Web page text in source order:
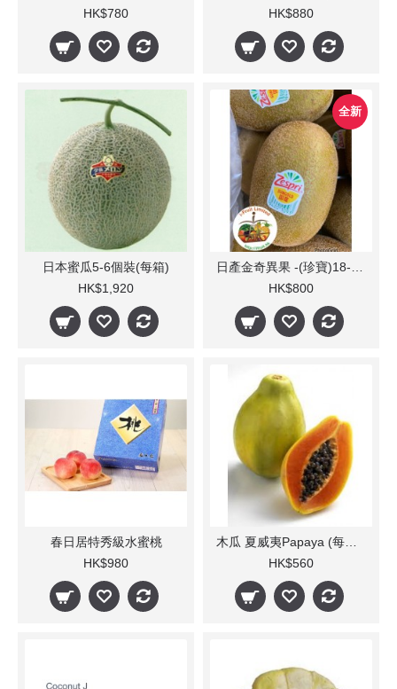
HK$780
HK$880
日本蜜瓜5-6個裝(每箱)
HK$1,920
全新
HK$800
春日居特秀級水蜜桃
HK$980
HK$560